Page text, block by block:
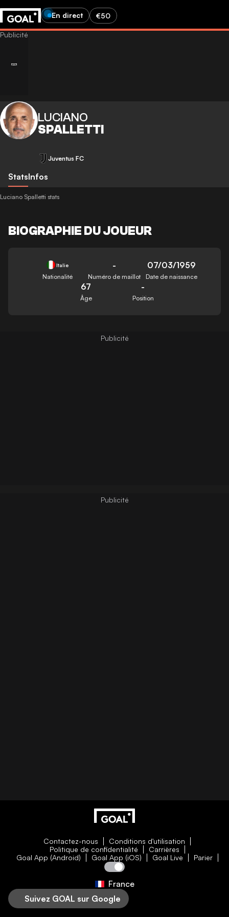
En direct €50
LUCIANO
SPALLETTI
Juventus FC
StatsInfos
Luciano Spalletti stats
BIOGRAPHIE DU JOUEUR
Italie
Nationalité
-
Numéro de maillot
07/03/1959
Date de naissance
67
Âge
-
Position
Contactez-nous
Conditions d'utilisation
Politique de confidentialité
Carrières
Goal App (Android)
Goal App (iOS) Goal Live Parier
France
Suivez GOAL sur Google